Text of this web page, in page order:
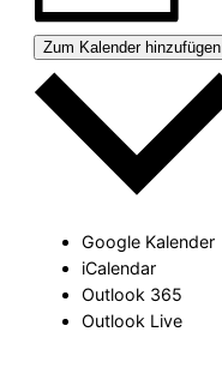
Zum Kalender hinzufügen
Google Kalender
iCalendar
Outlook 365
Outlook Live